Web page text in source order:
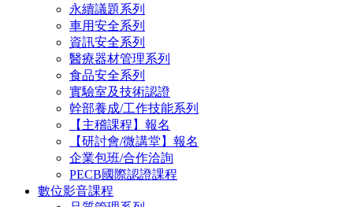
永續議題系列
車用安全系列
資訊安全系列
醫療器材管理系列
食品安全系列
實驗室及技術認證
幹部養成/工作技能系列
【主稽課程】報名
【研討會/微講堂】報名
企業包班/合作洽詢
PECB國際認證課程
數位影音課程